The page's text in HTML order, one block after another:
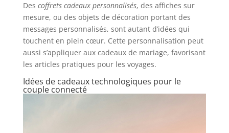
Des coffrets cadeaux personnalisés, des affiches sur
mesure, ou des objets de décoration portant des
messages personnalisés, sont autant d’idées qui
touchent en plein cœur. Cette personnalisation peut
aussi s’appliquer aux cadeaux de mariage, favorisant
les articles pratiques pour les voyages.
Idées de cadeaux technologiques pour le
couple connecté